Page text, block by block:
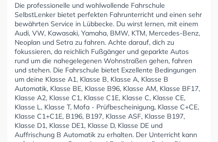
Die professionelle und wohlwollende Fahrschule
SelbstLenker bietet perfekten Fahrunterricht und einen sehr
bewährten Service in Lübbecke. Du wirst lernen, mit einem
Audi, VW, Kawasaki, Yamaha, BMW, KTM, Mercedes-Benz,
Neoplan und Setra zu fahren. Achte darauf, dich zu
fokussieren, da reichlich Fußgänger und geparkte Autos
rund um die nahegelegenen Wohnstraßen gehen, fahren
und stehen. Die Fahrschule bietet Exzellente Bedingungen
um deine Klasse A1, Klasse B, Klasse A, Klasse B
Automatik, Klasse BE, Klasse B96, Klasse AM, Klasse BF17,
Klasse A2, Klasse C1, Klasse C1E, Klasse C, Klasse CE,
Klasse L, Klasse T, Mofa - Prüfbescheinigung, Klasse C+CE,
Klasse C1+C1E, B196, B197, Klasse ASF, Klasse B197,
Klasse D1, Klasse DE1, Klasse D, Klasse DE und
Auffrischung B Automatik zu erhalten. Der Unterricht kann